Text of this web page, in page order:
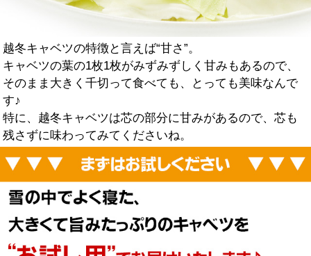
越冬キャベツの特徴と言えば“甘さ”。
キャベツの葉の1枚1枚がみずみずしく甘みもあるので、
そのまま大きく千切って食べても、とっても美味なんで
す♪
特に、越冬キャベツは芯の部分に甘みがあるので、芯も
残さずに味わってみてくださいね。